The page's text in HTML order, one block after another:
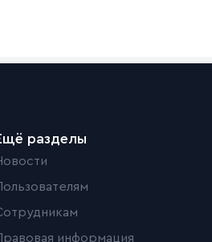
разделы
информация